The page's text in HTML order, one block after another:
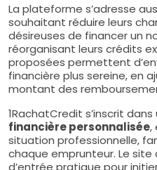
La plateforme s’adresse
souhaitant réduire leurs
désireuses de financer un
réorganisant leurs crédits
proposées permettent
financière plus sereine, en
montant des
1RachatCredit s’inscrit
financière personnalisée,
situation professionnelle,
chaque emprunteur. Le
d’entrée pratique pour